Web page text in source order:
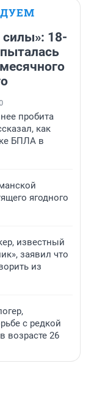
силы»: 18-
пробита
как
БПЛА в
ягодного
известный
заявил что
из
с редкой
возрасте 26